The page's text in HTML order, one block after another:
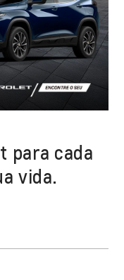
para cada
vida.